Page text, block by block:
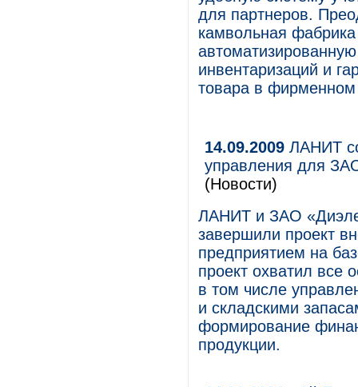
для партнеров.
камвольная
инвентаризаций и
товара в фирменном
14.09.2009 ЛАНИТ
управления для
(Новости)
ЛАНИТ и ЗАО
завершили проект
предприятием на
проект охватил все
в том числе
и складскими
формирование
продукции.